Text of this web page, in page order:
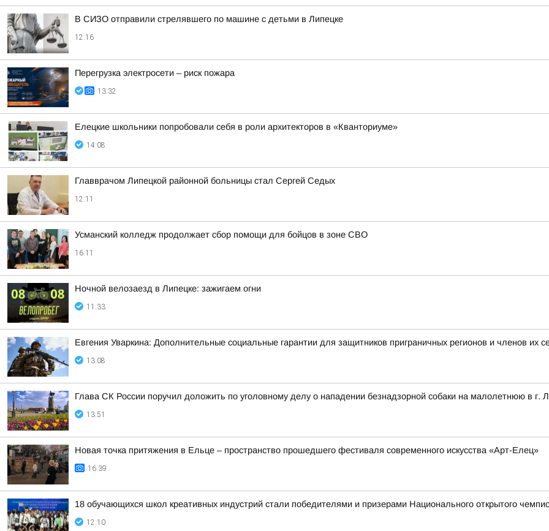
В СИЗО отправили стрелявшего по машине с детьми в Липецке
12:16
Перегрузка электросети – риск пожара
13:32
Елецкие школьники попробовали себя в роли архитекторов в «Кванториуме»
14:08
Главврачом Липецкой районной больницы стал Сергей Седых
12:11
Усманский колледж продолжает сбор помощи для бойцов в зоне СВО
16:11
Ночной велозаезд в Липецке: зажигаем огни
11:33
Евгения Уваркина: Дополнительные социальные гарантии для защитников приграничных регионов и членов их
13:08
Глава СК России поручил доложить по уголовному делу о нападении безнадзорной собаки на малолетнюю в г.
13:51
Новая точка притяжения в Ельце – пространство прошедшего фестиваля современного искусства «Арт-Елец»
16:39
18 обучающихся школ креативных индустрий стали победителями и призерами Национального открытого
12:10